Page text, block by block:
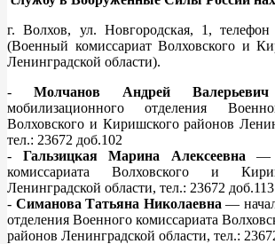
г. Волхов, ул. Новгородская, 1,
(Военный комиссариат Волховского и
Ленинградской области).
- Молчанов Андрей Валерьевич
мобилизационного отделения
Волховского и Киришского районов
тел.: 23672 доб.102
- Гальзицкая Марина Алексеевна —
комиссариата Волховского и
Ленинградской области, тел.: 23672 доб.113
- Симанова Татьяна Николаевна —
отделения Военного комиссариата
районов Ленинградской области, тел.: